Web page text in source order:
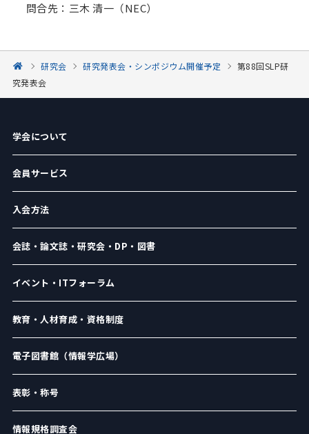
問合先：三木 清一（NEC）
研究会 研究発表会・シンポジウム開催予定
第88回SLP研
究発表会
学会について
会員サービス
入会方法
会誌・論文誌・研究会・DP・図書
イベント・ITフォーラム
教育・人材育成・資格制度
電子図書館（情報学広場）
表彰・称号
情報規格調査会